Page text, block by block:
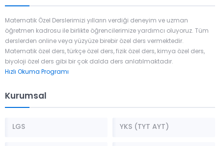
Matematik Özel Derslerimizi yılların verdiği deneyim ve uzman
öğretmen kadrosu ile birlikte öğrencilerimize yardımcı oluyoruz. Tüm
derslerden online veya yüzyüze birebir özel ders vermektedir.
Matematik özel ders, türkçe özel ders, fizik özel ders, kimya özel ders,
biyoloji özel ders gibi bir çok dalda ders anlatılmaktadır.
Hızlı Okuma Programı
Kurumsal
LGS YKS (TYT AYT)